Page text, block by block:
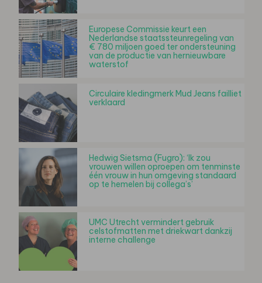
Europese Commissie keurt een
Nederlandse staatssteunregeling van
€ 780 miljoen goed ter ondersteuning
van de productie van hernieuwbare
waterstof
Circulaire kledingmerk Mud Jeans failliet
verklaard
Hedwig Sietsma (Fugro): ‘Ik zou
vrouwen willen oproepen om tenminste
één vrouw in hun omgeving standaard
op te hemelen bij collega’s’
UMC Utrecht vermindert gebruik
celstofmatten met driekwart dankzij
interne challenge